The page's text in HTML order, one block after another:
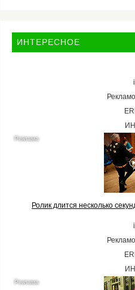
ИНТЕРЕСНОЕ
i
Ролик длится несколько
i